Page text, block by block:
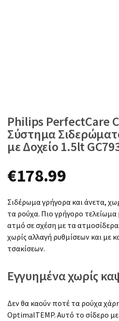
Philips PerfectCare
Σύστημα
με Δοχείο 1.5lt
€178.99
Σιδέρωμα γρήγορα και άνετα,
τα ρούχα. Πιο γρήγορο
ατμό σε σχέση με τα
χωρίς αλλαγή ρυθμίσεων και με
τσακίσεων.
Εγγυημένα χωρίς
Δεν θα καούν ποτέ τα ρούχα
OptimalTEMP. Αυτό το σίδερο